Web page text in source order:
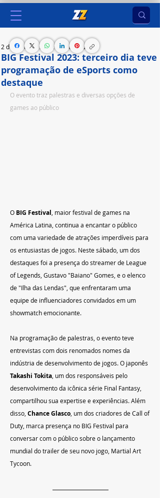
BIG Festival 2023: terceiro dia teve
programação de eSports como
destaque
2 de jul. de 20233 min de leitura
O evento traz palestras e diversas opções de
games ao público
O BIG Festival , maior festival de games na
América Latina, continua a encantar o público
com uma variedade de atrações imperdíveis para
os entusiastas de jogos. Neste sábado, um dos
destaques foi a presença do streamer de League
of Legends, Gustavo "Baiano" Gomes, e o elenco
de "Ilha das Lendas", que enfrentaram uma
equipe de influenciadores convidados em um
showmatch emocionante.
Na programação de palestras, o evento teve
entrevistas com dois renomados nomes da
indústria de desenvolvimento de jogos. O japonês
Takashi Tokita , um dos responsáveis pelo
desenvolvimento da icônica série Final Fantasy,
compartilhou sua expertise e experiências. Além
disso, Chance Glasco , um dos criadores de Call of
Duty, marca presença no BIG Festival para
conversar com o público sobre o lançamento
mundial do trailer de seu novo jogo, Martial Art
Tycoon.